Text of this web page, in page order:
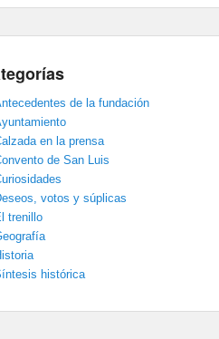
de la fundación
en la prensa
de San Luis
votos y súplicas
trenillo
histórica